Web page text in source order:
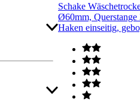
Schake
Ø60mm, Querstange
Haken einseitig,